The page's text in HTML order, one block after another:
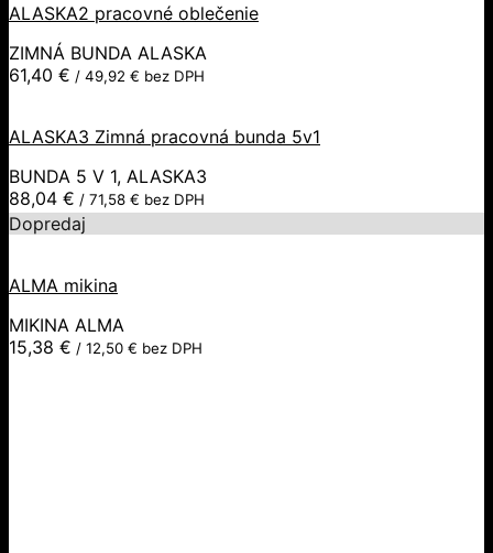
ALASKA2 pracovné oblečenie
ZIMNÁ BUNDA ALASKA
61,40 € / 49,92 € bez DPH
ALASKA3 Zimná pracovná bunda 5v1
BUNDA 5 V 1, ALASKA3
88,04 € / 71,58 € bez DPH
Dopredaj
ALMA mikina
MIKINA ALMA
15,38 € / 12,50 € bez DPH